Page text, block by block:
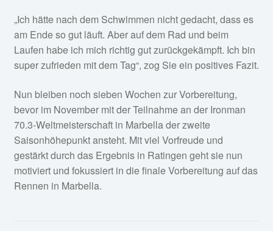
„Ich hätte nach dem Schwimmen nicht gedacht, dass es
am Ende so gut läuft. Aber auf dem Rad und beim
Laufen habe ich mich richtig gut zurückgekämpft. Ich bin
super zufrieden mit dem Tag“, zog Sie ein positives Fazit.
Nun bleiben noch sieben Wochen zur Vorbereitung,
bevor im November mit der Teilnahme an der Ironman
70.3-Weltmeisterschaft in Marbella der zweite
Saisonhöhepunkt ansteht. Mit viel Vorfreude und
gestärkt durch das Ergebnis in Ratingen geht sie nun
motiviert und fokussiert in die finale Vorbereitung auf das
Rennen in Marbella.